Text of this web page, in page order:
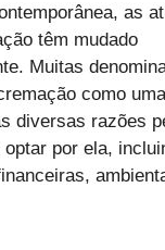
as
têm mudado
Muitas
como
diversas razões
por ela,